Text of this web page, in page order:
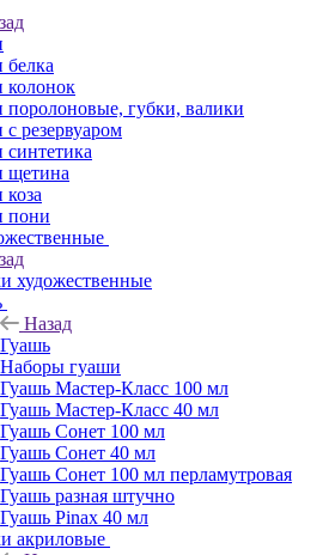
белка
колонок
поролоновые, губки, валики
резервуаром
синтетика
щетина
пони
художественные
Назад
Гуашь
Наборы гуаши
Гуашь Мастер-Класс 100 мл
Гуашь Мастер-Класс 40 мл
Гуашь Сонет 100 мл
Гуашь Сонет 40 мл
Гуашь Сонет 100 мл перламутровая
Гуашь разная штучно
Гуашь Pinax 40 мл
акриловые